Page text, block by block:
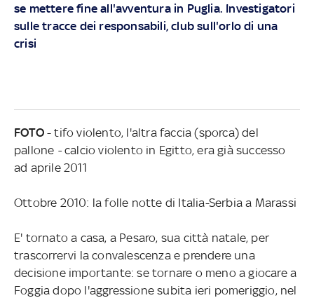
se mettere fine all'avventura in Puglia. Investigatori
sulle tracce dei responsabili, club sull'orlo di una
crisi
FOTO- tifo violento, l'altra faccia (sporca) del
pallone -calcio violento in Egitto, era già successo
ad aprile 2011
Ottobre 2010: la folle notte di Italia-Serbia a Marassi
E' tornato a casa, a Pesaro, sua città natale, per
trascorrervi la convalescenza e prendere una
decisione importante: se tornare o meno a giocare a
Foggia dopo l'aggressione subita ieri pomeriggio, nel